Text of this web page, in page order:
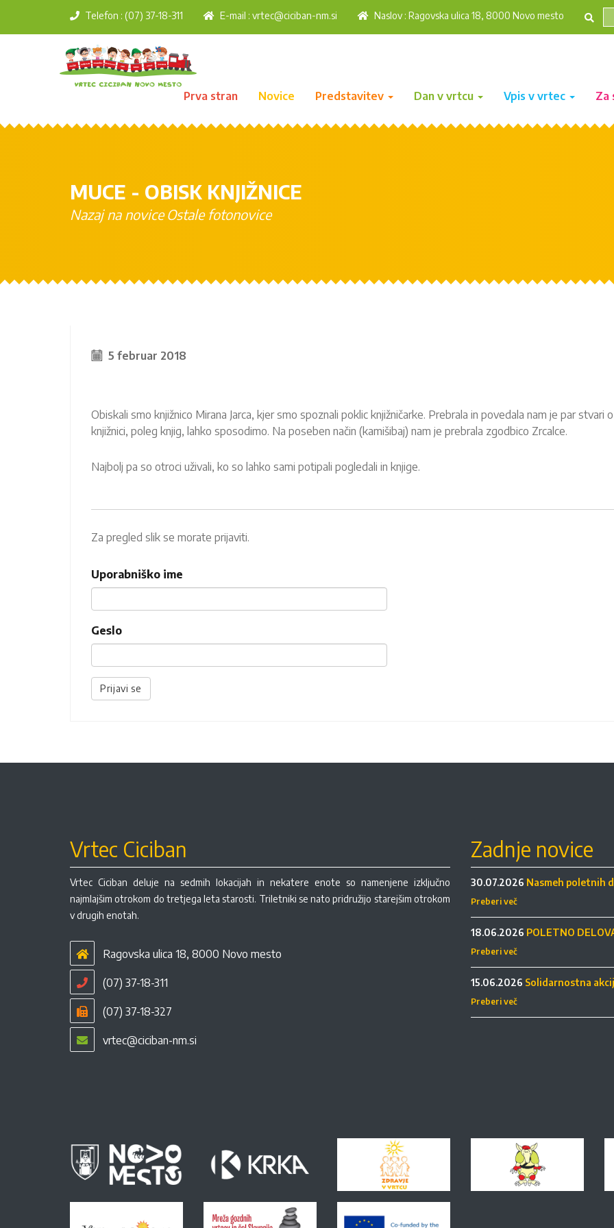
Telefon : (07) 37-18-311 E-mail : vrtec@ciciban-nm.si Naslov : Ragovska ulica 18, 8000 Novo mesto
Prva stran Novice Predstavitev Dan v vrtcu Vpis v vrtec Za
MUCE - OBISK KNJIŽNICE
Nazaj na novice Ostale fotonovice
5 februar 2018
Obiskali smo knjižnico Mirana Jarca, kjer smo spoznali poklic knjižničarke. Prebrala in povedala nam je par
knjižnici, poleg knjig, lahko sposodimo. Na poseben način (kamišibaj) nam je prebrala zgodbico Zrcalce.
Najbolj pa so otroci uživali, ko so lahko sami potipali pogledali in knjige.
Za pregled slik se morate prijaviti.
Uporabniško ime
Geslo
Prijavi se
Vrtec Ciciban
Vrtec Ciciban deluje na sedmih lokacijah in nekatere enote so namenjene izključno
najmlajšim otrokom do tretjega leta starosti. Triletniki se nato pridružijo starejšim otrokom
v drugih enotah.
Ragovska ulica 18, 8000 Novo mesto
(07) 37-18-311
(07) 37-18-327
vrtec@ciciban-nm.si
Zadnje novice
30.07.2026 Nasmeh poletnih
Preberi več
18.06.2026 POLETNO
Preberi več
15.06.2026 Solidarnostna
Preberi več